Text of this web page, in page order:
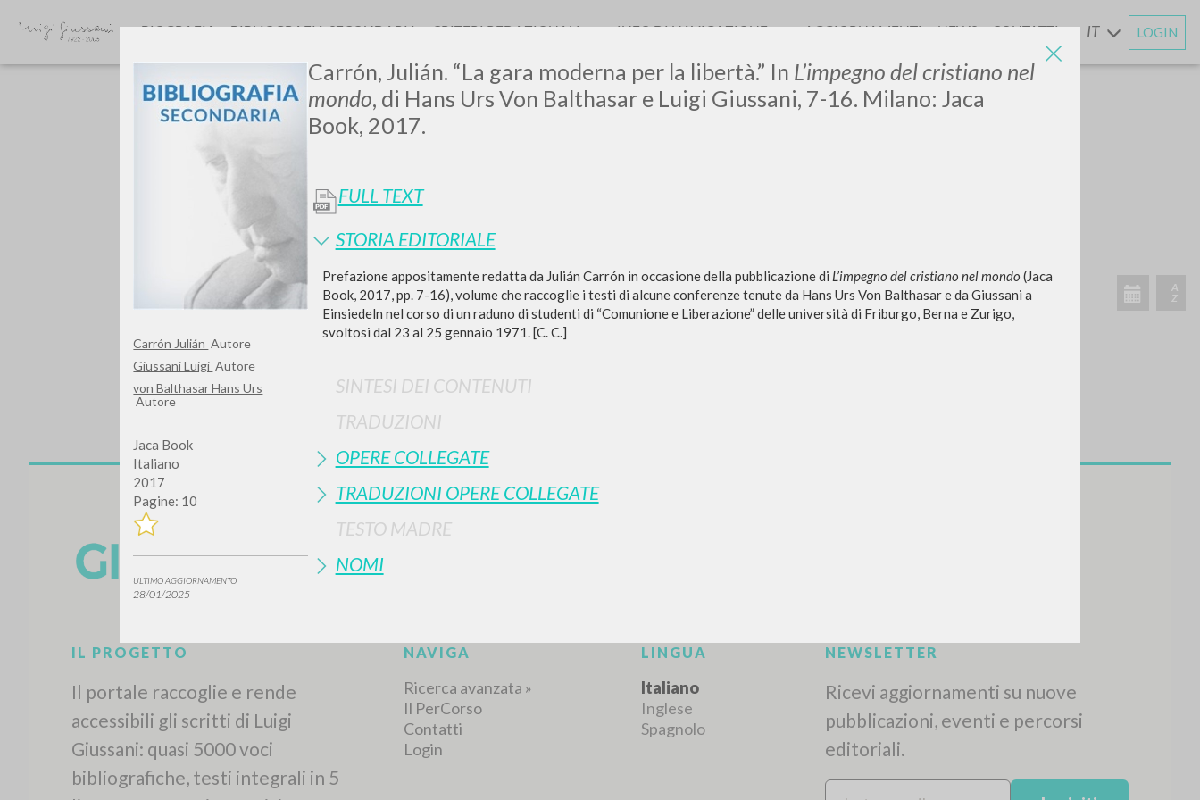
Carrón Julián Autore
Giussani Luigi Autore
von Balthasar Hans Urs
Autore
Jaca Book
Italiano
2017
Pagine: 10
ULTIMO AGGIORNAMENTO
28/01/2025
Carrón, Julián. “La gara moderna per la libertà.” In L’impegno del cristiano nel
mondo, di Hans Urs Von Balthasar e Luigi Giussani, 7-16. Milano: Jaca
Book, 2017.
FULL TEXT
STORIA EDITORIALE
Prefazione appositamente redatta da Julián Carrón in occasione della pubblicazione di L’impegno del cristiano nel mondo (Jaca
Book, 2017, pp. 7-16), volume che raccoglie i testi di alcune conferenze tenute da Hans Urs Von Balthasar e da Giussani a
Einsiedeln nel corso di un raduno di studenti di “Comunione e Liberazione” delle università di Friburgo, Berna e Zurigo,
svoltosi dal 23 al 25 gennaio 1971. [C. C.]
SINTESI DEI CONTENUTI
TRADUZIONI
OPERE COLLEGATE
TRADUZIONI OPERE COLLEGATE
TESTO MADRE
NOMI
LUIGI
GIUSSANI
scritti
BIOGRAFIA BIBLIOGRAFIA SECONDARIA CRITERI REDAZIONALI INFO DI NAVIGAZIONE AGGIORNAMENTIENEWS CONTATTI IT LOGIN
Vuoi risultati ancora più precisi? Utilizza la
TIPOLOGIA OPERA LINGUA ATTIVITÀ RECENTI